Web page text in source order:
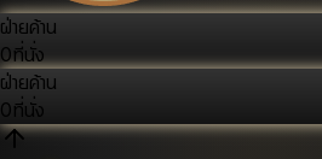
ฝ่ายค้าน
0ที่นั่ง
ฝ่ายค้าน
0ที่นั่ง